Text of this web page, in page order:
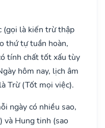
(gọi là kiến trừ thập
thứ tự tuần hoàn,
tính chất tốt xấu tùy
hôm nay, lịch âm
Trừ (Tốt mọi việc).
ngày có nhiều sao,
và Hung tinh (sao